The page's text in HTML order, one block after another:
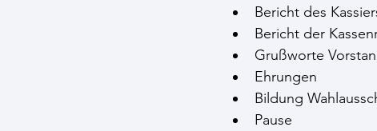
Bericht des
Bericht der
Grußworte
Ehrungen
Bildung
Pause